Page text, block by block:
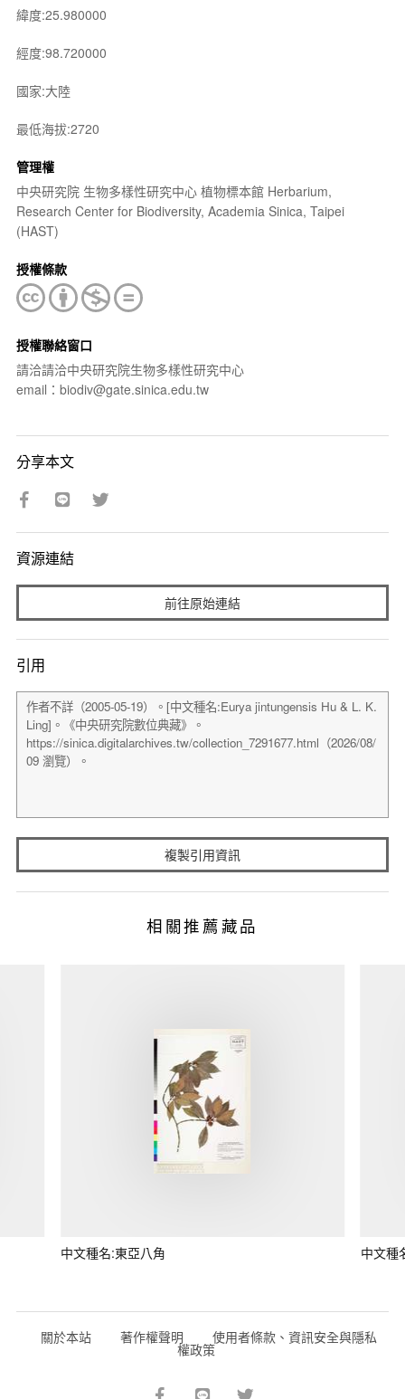
緯度:25.980000
經度:98.720000
國家:大陸
最低海拔:2720
管理權
中央研究院 生物多樣性研究中心 植物標本館 Herbarium,
Research Center for Biodiversity, Academia Sinica, Taipei
(HAST)
授權條款
授權聯絡窗口
請洽請洽中央研究院生物多樣性研究中心
email：biodiv@gate.sinica.edu.tw
分享本文
資源連結
前往原始連結
引用
複製引用資訊
相關推薦藏品
中文種名:東亞八角 中文種
關於本站 著作權聲明 使用者條款、資訊安全與隱私
權政策